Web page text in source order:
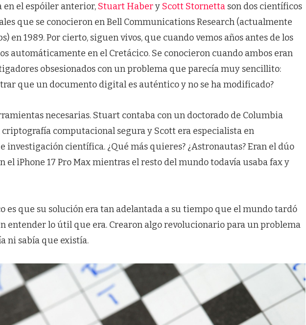
en el espóiler anterior, Stuart Habery Scott Stornetta son dos científicos
que se conocieron en Bell Communications Research (actualmente
en 1989. Por cierto, siguen vivos, que cuando vemos años antes de los
automáticamente en el Cretácico. Se conocieron cuando ambos eran
obsesionados con un problema que parecía muy sencillito:
que un documento digital es auténtico y no se ha modificado?
necesarias. Stuart contaba con un doctorado de Columbia
computacional segura y Scott era especialista en
investigación científica. ¿Qué más quieres? ¿Astronautas? Eran el dúo
el iPhone 17 Pro Max mientras el resto del mundo todavía usaba fax y
es que su solución era tan adelantada a su tiempo que el mundo tardó
entender lo útil que era. Crearon algo revolucionario para un problema
ni sabía que existía.